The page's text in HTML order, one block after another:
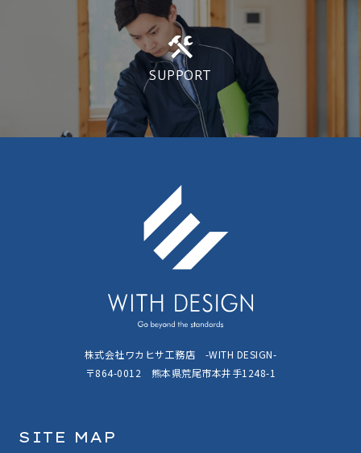
SUPPORT
株式会社ワカヒサ工務店 -WITH DESIGN-
〒864-0012 熊本県荒尾市本井手1248-1
SITE MAP